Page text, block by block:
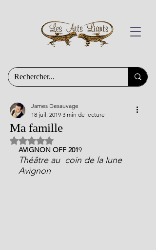
Ma famille
James Desauvage
18 juil. 2019 3 min de lecture
Noté NaN étoiles sur 5.
AVIGNON OFF 2019
Théâtre au  coin de la lune
Avignon